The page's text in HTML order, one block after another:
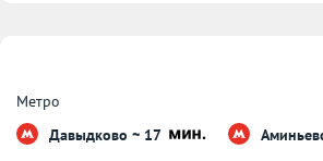
Метро
Давыдково ~ 17